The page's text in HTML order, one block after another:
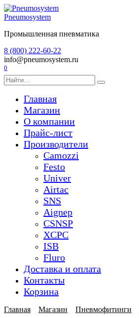
Перейти
к
Pneumosystem
Промышленная пневматика
8 (800) 222-60-22
info@pneumosystem.ru
0
Search
for:
Главная
Магазин
О компании
Прайс-лист
Производители
Camozzi
Festo
Univer
Airtac
SNS
Aignep
CSNSP
XCPC
ISB
Fluro
Доставка и оплата
Контакты
Корзина
Главная Магазин Пневмофитинги